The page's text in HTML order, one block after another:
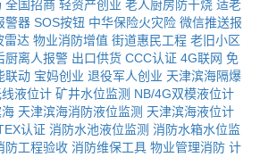
全国招商 轻资产创业 老人厨房防干烧 适老
警器 SOS按钮 中华保险火灾险 微信推送报
雷达 物业消防增值 街道惠民工程 老旧小区
厨离人报警 出口供货 CCC认证 4G联网 免
联动 宝妈创业 退役军人创业 天津滨海隔爆
液位计 矿井水位监测 NB/4G双模液位计
天津滨海消防液位监测 天津滨海液位计
认证 消防水池液位监测 消防水箱水位监
防工程验收 消防维保工具 物业管理消防 计